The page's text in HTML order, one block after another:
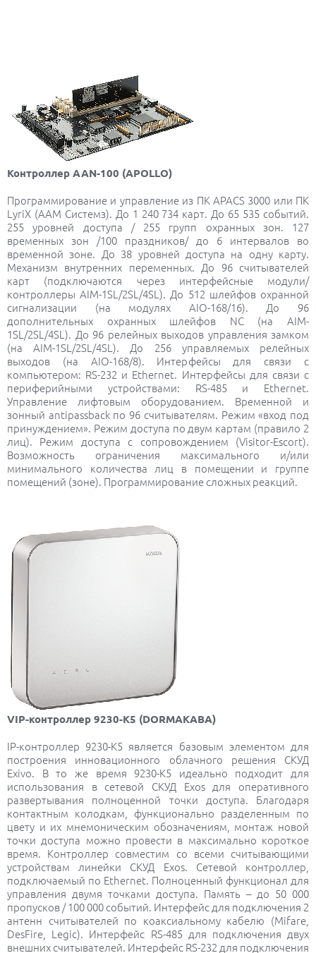
Контроллер AAN-100 (APOLLO)
Программирование и управление из ПК APACS 3000 или ПК
LyriX (ААМ Системз). До 1 240 734 карт. До 65 535 событий.
255 уровней доступа / 255 групп охранных зон. 127
временных зон /100 праздников/ до 6 интервалов во
временной зоне. До 38 уровней доступа на одну карту.
Механизм внутренних переменных. До 96 считывателей
карт (подключаются через интерфейсные модули/
контроллеры AIM-1SL/2SL/4SL). До 512 шлейфов охранной
сигнализации (на модулях AIO-168/16). До 96
дополнительных охранных шлейфов NC (на AIM-
1SL/2SL/4SL). До 96 релейных выходов управления замком
(на AIM-1SL/2SL/4SL). До 256 управляемых релейных
выходов (на AIO-168/8). Интерфейсы для связи с
компьютером: RS-232 и Ethernet. Интерфейсы для связи с
периферийными устройствами: RS-485 и Ethernet.
Управление лифтовым оборудованием. Временной и
зонный antipassback по 96 считывателям. Режим «вход под
принуждением». Режим доступа по двум картам (правило 2
лиц). Режим доступа с сопровождением (Visitor-Escort).
Возможность ограничения максимального и/или
минимального количества лиц в помещении и группе
помещений (зоне). Программирование сложных реакций.
VIP-контроллер 9230-K5 (DORMAKABA)
IP-контроллер 9230-K5 является базовым элементом для
построения инновационного облачного решения СКУД
Exivo. В то же время 9230-K5 идеально подходит для
использования в сетевой СКУД Exos для оперативного
развертывания полноценной точки доступа. Благодаря
контактным колодкам, функционально разделенным по
цвету и их мнемоническим обозначениям, монтаж новой
точки доступа можно провести в максимально короткое
время. Контроллер совместим со всеми считывающими
устройствам линейки СКУД Exos. Сетевой контроллер,
подключаемый по Ethernet. Полноценный функционал для
управления двумя точками доступа. Память – до 50 000
пропусков / 100 000 событий. Интерфейс для подключения 2
антенн считывателей по коаксиальному кабелю (Mifare,
DesFire, Legic). Интерфейс RS-485 для подключения двух
внешних считывателей. Интерфейс RS-232 для подключения